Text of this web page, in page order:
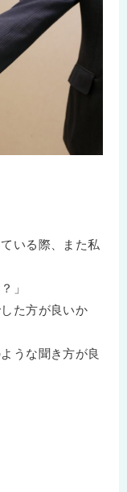
いる際、また私
」
た方が良いか
うな聞き方が良